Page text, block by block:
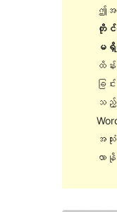
ဤအ
တိုင်
မရှိ
ထိန်
ခြ
သည့်
အသုံ
လာ